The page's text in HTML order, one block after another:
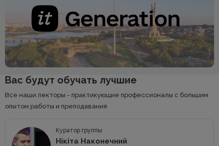
Вас будут обучать лучшие
Все наши лекторы - практикующие профессионалы с большим
опытом работы и преподавания
Куратор группы
Нікіта Наконечний